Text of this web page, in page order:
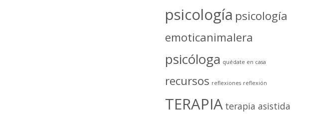
psicología psicología
emoticanimalera
psicóloga quédate en casa
recursos reflexiones reflexión
TERAPIA terapia asistida